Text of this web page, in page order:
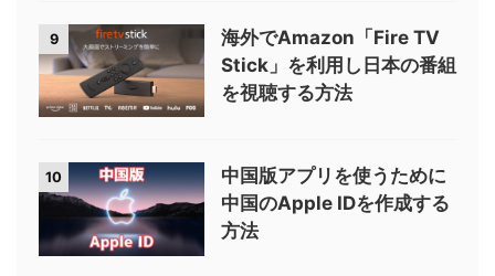
9
海外でAmazon「Fire TV
Stick」を利用し日本の番組
を視聴する方法
10
中国版アプリを使うために
中国のApple IDを作成する
方法